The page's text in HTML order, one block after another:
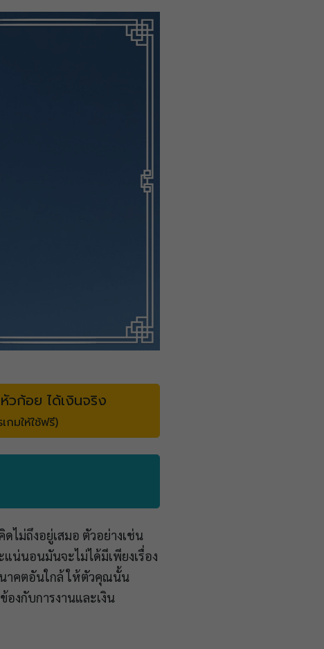
วก้อย ได้เงินจริง
กมให้ใช้ฟรี)
ม่ถึงอยู่เสมอ ตัวอย่างเช่น
น่นอนมันจะไม่ได้มีเพียงเรื่อง
นาคตอันใกล้ ให้ตัวคุณนั้น
องกับการงานและเงิน